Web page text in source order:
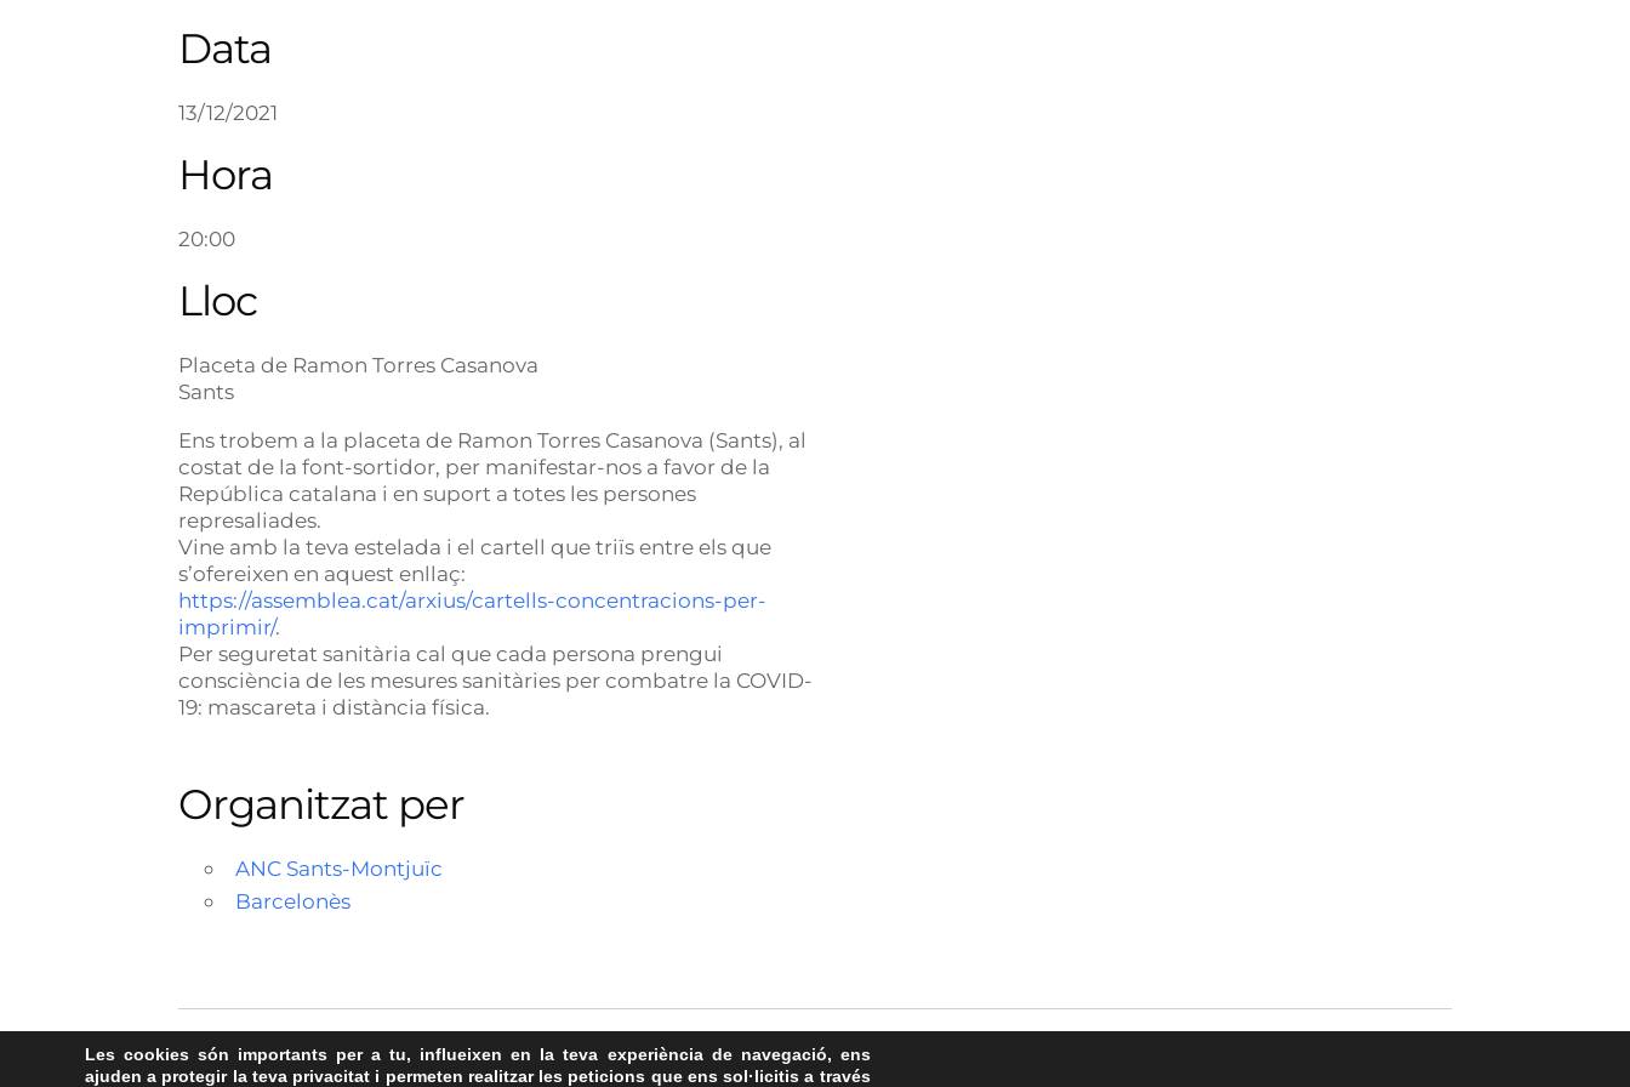
Data
13/12/2021
Hora
20:00
Lloc
Placeta de Ramon Torres Casanova
Sants
Ens trobem a la placeta de Ramon Torres Casanova (Sants), al
costat de la font-sortidor, per manifestar-nos a favor de la
República catalana i en suport a totes les persones
represaliades.
Vine amb la teva estelada i el cartell que triïs entre els que
s’ofereixen en aquest enllaç:
https://assemblea.cat/arxius/cartells-concentracions-per-
imprimir/.
Per seguretat sanitària cal que cada persona prengui
consciència de les mesures sanitàries per combatre la COVID-
19: mascareta i distància física.
Organitzat per
ANC Sants-Montjuïc
Barcelonès
Les cookies són importants per a tu, influeixen en la teva experiència de navegació, ens
ajuden a protegir la teva privacitat i permeten realitzar les peticions que ens sol·licitis a través